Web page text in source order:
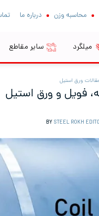
محاسبه وزن درباره ما
میلگرد سایر مقاطع
مقالات ورق استیل
فویل و ورق استیل
STEEL ROKH